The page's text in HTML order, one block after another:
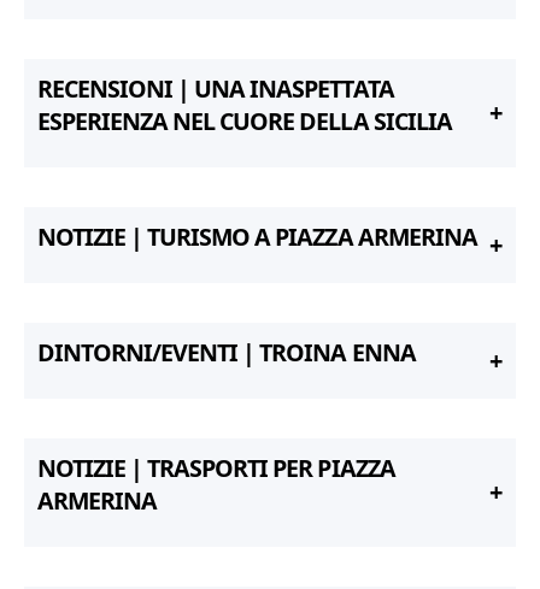
RECENSIONI | UNA INASPETTATA
ESPERIENZA NEL CUORE DELLA SICILIA
NOTIZIE | TURISMO A PIAZZA ARMERINA
DINTORNI/EVENTI | TROINA ENNA
NOTIZIE | TRASPORTI PER PIAZZA
ARMERINA